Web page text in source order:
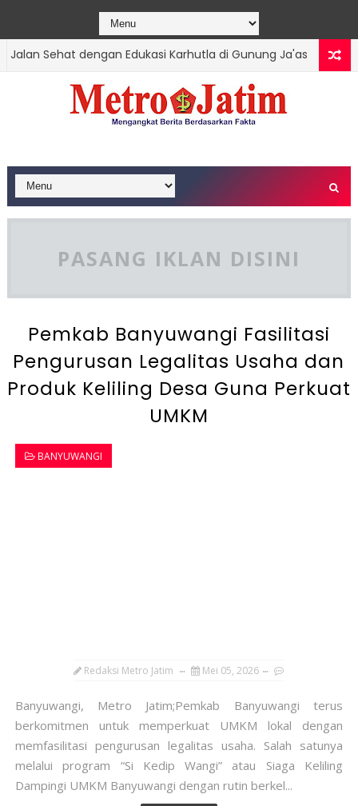
dengan Edukasi Karhutla di Gunung Ja'as TRENGGALEK
PASANG IKLAN DISINI
Pemkab Banyuwangi Fasilitasi
Pengurusan Legalitas Usaha dan
Produk Keliling Desa Guna Perkuat
UMKM
BANYUWANGI
Redaksi Metro Jatim Mei 05, 2026
Banyuwangi, Metro Jatim;Pemkab Banyuwangi terus
berkomitmen untuk memperkuat UMKM lokal dengan
memfasilitasi pengurusan legalitas usaha. Salah satunya
melalui program “Si Kedip Wangi” atau Siaga Keliling
Dampingi UMKM Banyuwangi dengan rutin berkel...